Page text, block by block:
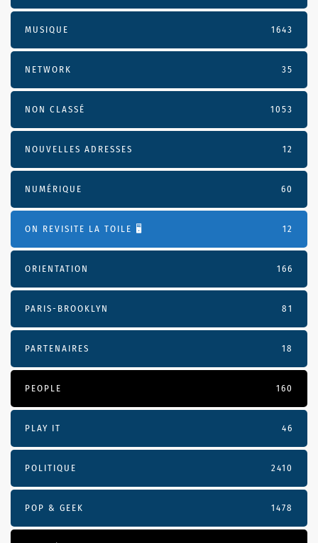
MUSIQUE 1643
NETWORK 35
NON CLASSÉ 1053
NOUVELLES ADRESSES 12
NUMÉRIQUE 60
ON REVISITE LA TOILE 🖥️ 12
ORIENTATION 166
PARIS-BROOKLYN 81
PARTENAIRES 18
PEOPLE 160
PLAY IT 46
POLITIQUE 2410
POP & GEEK 1478